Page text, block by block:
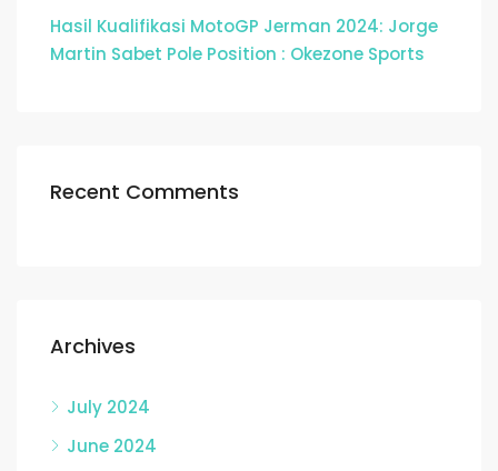
Hasil Kualifikasi MotoGP Jerman 2024: Jorge
Martin Sabet Pole Position : Okezone Sports
Recent Comments
Archives
July 2024
June 2024